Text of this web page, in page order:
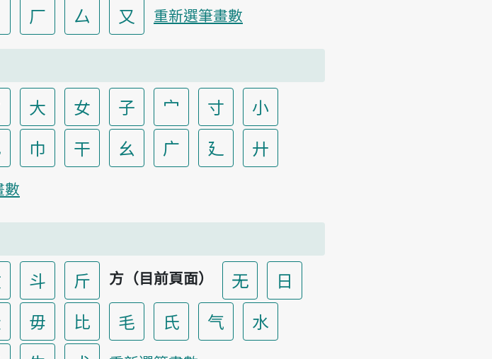
厂 厶 又 重新選筆畫數
大 女 子 宀 寸
小
巾 干 幺 广 廴
廾
數
斗 斤 方（目前頁面） 无
日
毋 比 毛 氏 气
水